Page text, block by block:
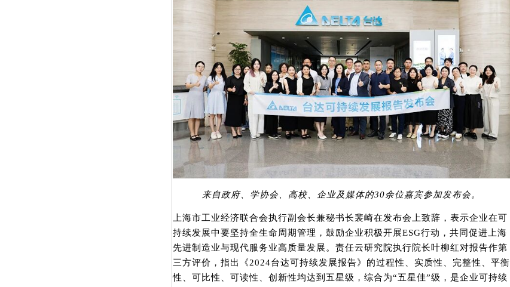
来自政府、学协会、高校、企业及媒体的30余位嘉宾参加发布会。
上海市工业经济联合会执行副会长兼秘书长裴崎在发布会上致辞，表示企业在可
持续发展中要坚持全生命周期管理，鼓励企业积极开展ESG行动，共同促进上海
先进制造业与现代服务业高质量发展。责任云研究院执行院长叶柳红对报告作第
三方评价，指出《2024台达可持续发展报告》的过程性、实质性、完整性、平衡
性、可比性、可读性、创新性均达到五星级，综合为“五星佳”级，是企业可持续